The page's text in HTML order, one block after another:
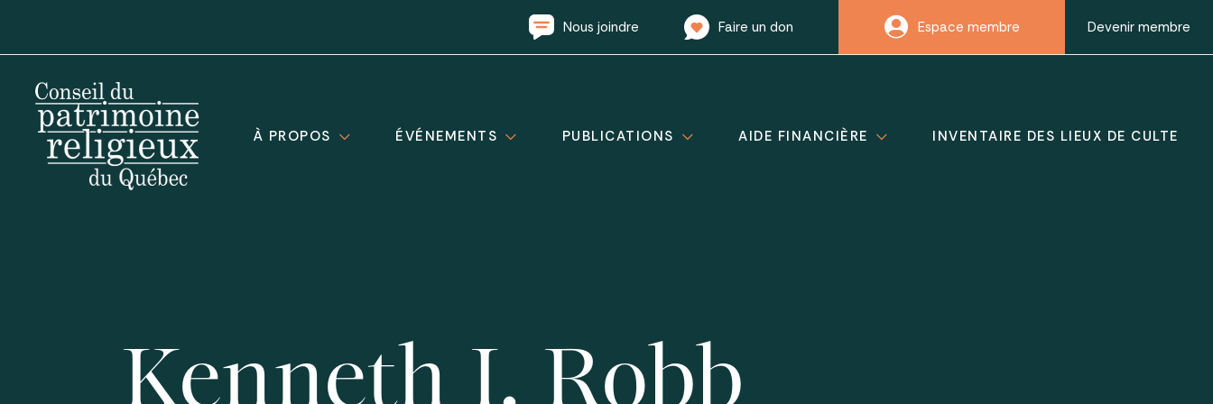
Nous joindre Faire un don Espace membre Devenir membre
À PROPOS ÉVÉNEMENTS PUBLICATIONS AIDE FINANCIÈRE INVENTAIRE DES LIEUX DE CULTE
Kenneth I. Robb